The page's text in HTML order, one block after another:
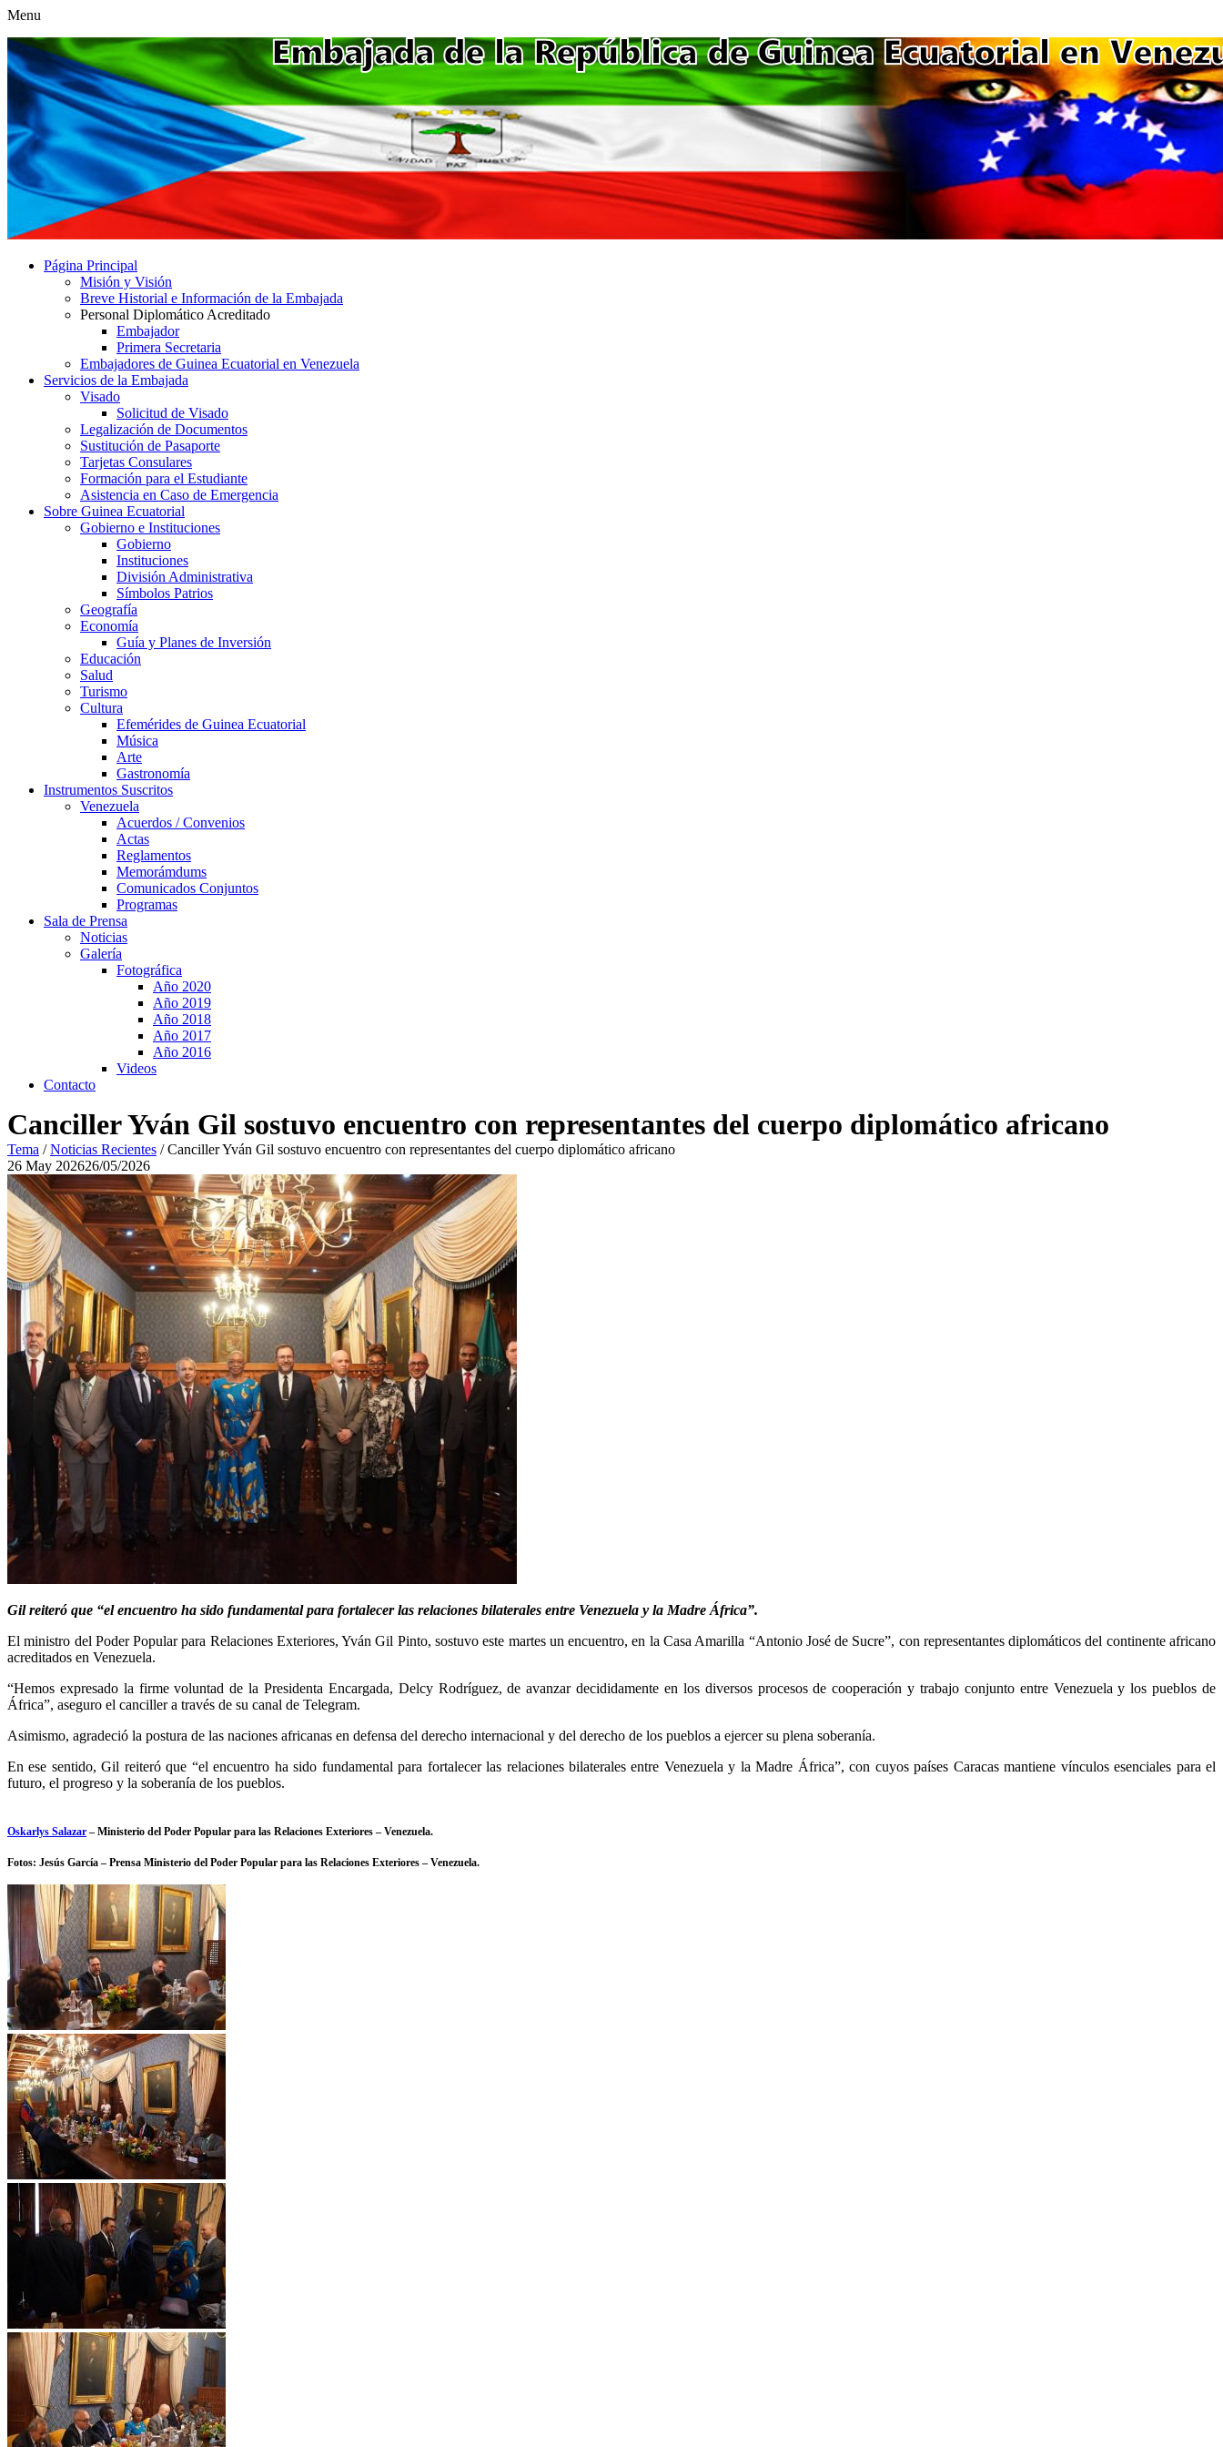
Menu
Página Principal
Misión y Visión
Breve Historial e Información de la Embajada
Personal Diplomático Acreditado
Embajador
Primera Secretaria
Embajadores de Guinea Ecuatorial en Venezuela
Servicios de la Embajada
Visado
Solicitud de Visado
Legalización de Documentos
Sustitución de Pasaporte
Tarjetas Consulares
Formación para el Estudiante
Asistencia en Caso de Emergencia
Sobre Guinea Ecuatorial
Gobierno e Instituciones
Gobierno
Instituciones
División Administrativa
Símbolos Patrios
Geografía
Economía
Guía y Planes de Inversión
Educación
Salud
Turismo
Cultura
Efemérides de Guinea Ecuatorial
Música
Arte
Gastronomía
Instrumentos Suscritos
Venezuela
Acuerdos / Convenios
Actas
Reglamentos
Memorámdums
Comunicados Conjuntos
Programas
Sala de Prensa
Noticias
Galería
Fotográfica
Año 2020
Año 2019
Año 2018
Año 2017
Año 2016
Videos
Contacto
Canciller Yván Gil sostuvo encuentro con representantes del cuerpo diplomático africano
Tema /Noticias Recientes /Canciller Yván Gil sostuvo encuentro con representantes del cuerpo diplomático africano
26 May 202626/05/2026
Gil reiteró que “el encuentro ha sido fundamental para fortalecer las relaciones bilaterales entre Venezuela y la Madre África”.
El ministro del Poder Popular para Relaciones Exteriores, Yván Gil Pinto, sostuvo este martes un encuentro, en la Casa Amarilla “Antonio José de Sucre”, con representantes diplomáticos del continente africano
acreditados en Venezuela.
“Hemos expresado la firme voluntad de la Presidenta Encargada, Delcy Rodríguez, de avanzar decididamente en los diversos procesos de cooperación y trabajo conjunto entre Venezuela y los pueblos de
África”, aseguro el canciller a través de su canal de Telegram.
Asimismo, agradeció la postura de las naciones africanas en defensa del derecho internacional y del derecho de los pueblos a ejercer su plena soberanía.
En ese sentido, Gil reiteró que “el encuentro ha sido fundamental para fortalecer las relaciones bilaterales entre Venezuela y la Madre África”, con cuyos países Caracas mantiene vínculos esenciales para el
futuro, el progreso y la soberanía de los pueblos.
Oskarlys Salazar – Ministerio del Poder Popular para las Relaciones Exteriores – Venezuela.
Fotos: Jesús García – Prensa Ministerio del Poder Popular para las Relaciones Exteriores – Venezuela.